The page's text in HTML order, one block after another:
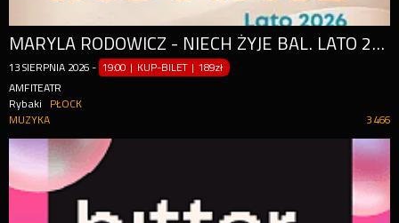
MARYLA RODOWICZ - NIECH ŻYJE BAL. LATO 2026
13 SIERPNIA 2026 - 19:00 | KUP-BILET |189zł
AMFITEATR
Rybaki
PŁOCK
3 466
MUZYKA